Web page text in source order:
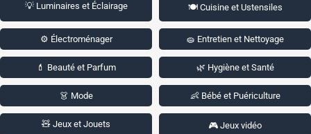
💡 Luminaires et Éclairage 🍽️ Cuisine et Ustensiles
⚙️ Électroménager 🧽 Entretien et Nettoyage
💄 Beauté et Parfum 🌿 Hygiène et Santé
👗 Mode 👶 Bébé et Puériculture
🧸 Jeux et Jouets 🎮 Jeux vidéo